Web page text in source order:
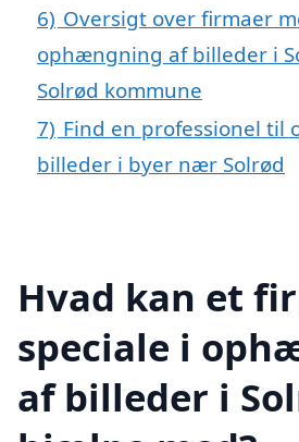
6) Oversigt over firmaer
ophængning af billeder i
Solrød kommune
7) Find en professionel til
billeder i byer nær Solrød
Hvad kan et
speciale i
af billeder i